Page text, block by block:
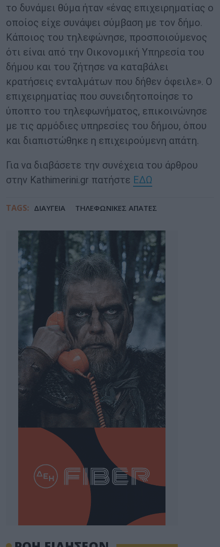
το δυνάμει θύμα ήταν «ένας επιχειρηματίας ο
οποίος είχε συνάψει σύμβαση με τον δήμο.
Κάποιος του τηλεφώνησε, προσποιούμενος
ότι είναι από την Οικονομική Υπηρεσία του
δήμου και του ζήτησε να καταβάλει
κρατήσεις ενταλμάτων που δήθεν όφειλε». Ο
επιχειρηματίας που συνειδητοποίησε το
ύποπτο του τηλεφωνήματος, επικοινώνησε
με τις αρμόδιες υπηρεσίες του δήμου, όπου
και διαπιστώθηκε η επιχειρούμενη απάτη.
Για να διαβάσετε την συνέχεια του άρθρου
στην Kathimerini.gr πατήστε ΕΔΩ
TAGS: ΔΙΑΥΓΕΙΑ ΤΗΛΕΦΩΝΙΚΕΣ ΑΠΑΤΕΣ